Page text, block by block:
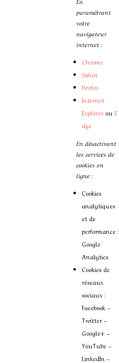
paramétrant
votre
navigateur
internet :
Chrome
Safari
Firefox
Internet
Explorer ou E
dge
En désactivant
les services de
cookies en
ligne :
Cookies
analytiques
et de
performance :
Google
Analytics
Cookies de
réseaux
sociaux :
Facebook –
Twitter –
Google+ –
YouTube –
LinkedIn –